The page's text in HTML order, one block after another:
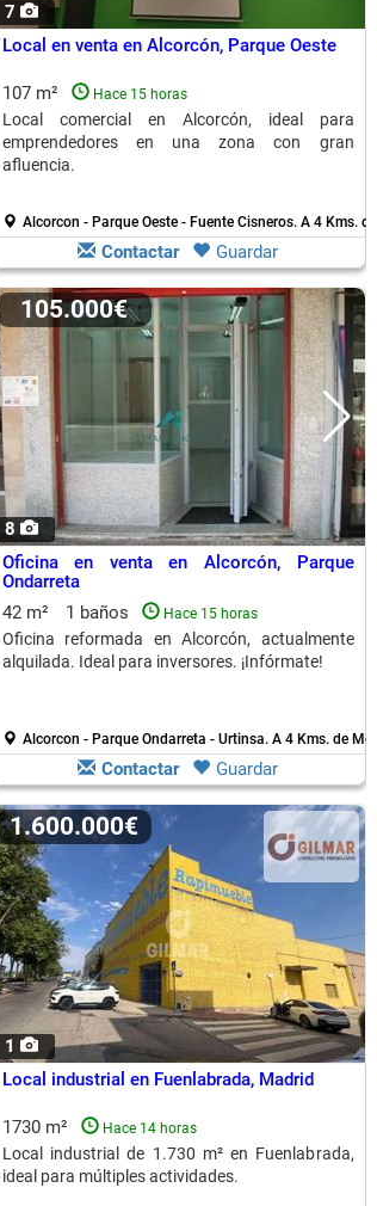
7
Local en venta en Alcorcón, Parque Oeste
107 m² Hace 15 horas
Local comercial en Alcorcón, ideal para
emprendedores en una zona con gran
afluencia.
Alcorcon - Parque Oeste - Fuente Cisneros. A 4 Kms.
Contactar Guardar
8
105.000€
Oficina en venta en Alcorcón, Parque
Ondarreta
42 m²
1 baños Hace 15 horas
Oficina reformada en Alcorcón, actualmente
alquilada. Ideal para inversores. ¡Infórmate!
Alcorcon - Parque Ondarreta - Urtinsa. A 4 Kms. de
Contactar Guardar
1
1.600.000€
Local industrial en Fuenlabrada, Madrid
1730 m² Hace 14 horas
Local industrial de 1.730 m² en Fuenlabrada,
ideal para múltiples actividades.